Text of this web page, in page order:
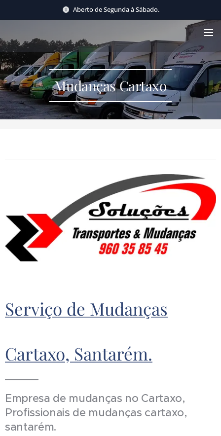
Aberto de Segunda à Sábado.
Mudanças Cartaxo
Serviço de Mudanças
Cartaxo, Santarém.
Empresa de mudanças no Cartaxo,
Profissionais de mudanças cartaxo,
santarém.